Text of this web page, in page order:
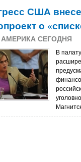
США
о
АМЕРИКА СЕГОДНЯ
В